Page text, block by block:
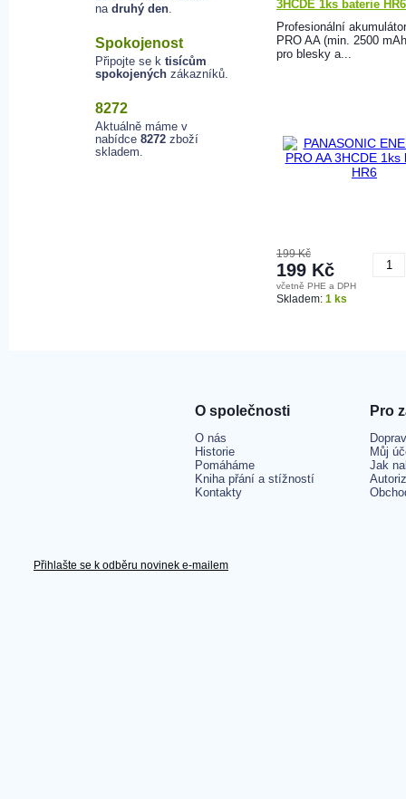
na druhý den.
Spokojenost
Připojte se k tisícům
spokojených zákazníků.
8272
Aktuálně máme v
nabídce 8272 zboží
skladem.
3HCDE 1ks baterie HR6
Profesionální
PRO AA (min. 2500
pro blesky a...
199 Kč
199 Kč
včetně PHE a DPH
Skladem: 1 ks
O společnosti
O nás
Historie
Pomáháme
Kniha přání a stížností
Kontakty
Pro
Můj
Jak
Přihlašte se k odběru novinek e-mailem